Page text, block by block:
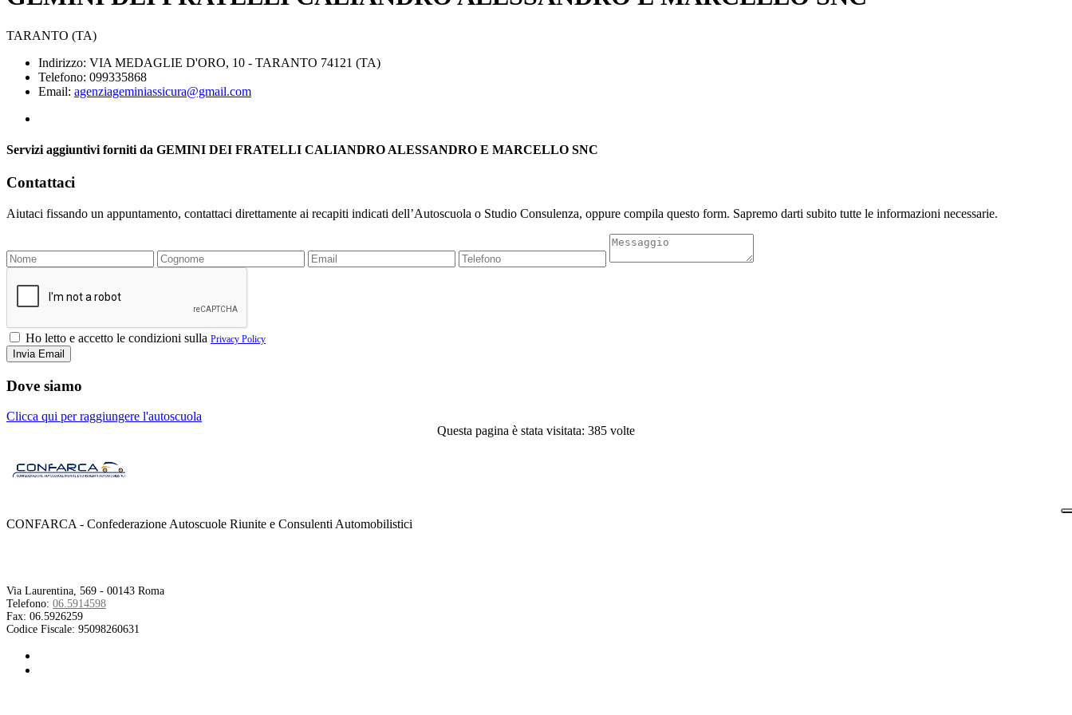
TARANTO (TA)
Indirizzo: VIA MEDAGLIE D'ORO, 10 - TARANTO 74121 (TA)
Telefono: 099335868
Email: agenziageminiassicura@gmail.com
Servizi aggiuntivi forniti da GEMINI DEI FRATELLI CALIANDRO ALESSANDRO E MARCELLO SNC
Contattaci
Aiutaci fissando un appuntamento, contattaci direttamente ai recapiti indicati dell’Autoscuola o Studio Consulenza, oppure compila questo form. Sapremo darti subito tutte le informazioni necessarie.
Ho letto e accetto le condizioni sulla Privacy Policy
Dove siamo
Clicca qui per raggiungere l'autoscuola
Questa pagina è stata visitata: 385 volte
CONFARCA - Confederazione Autoscuole Riunite e Consulenti Automobilistici
Via Laurentina, 569 - 00143 Roma
Telefono: 06.5914598
Fax: 06.5926259
Codice Fiscale: 95098260631